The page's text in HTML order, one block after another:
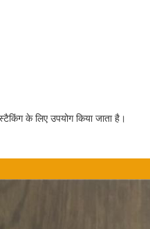
के लिए उपयोग किया जाता है।